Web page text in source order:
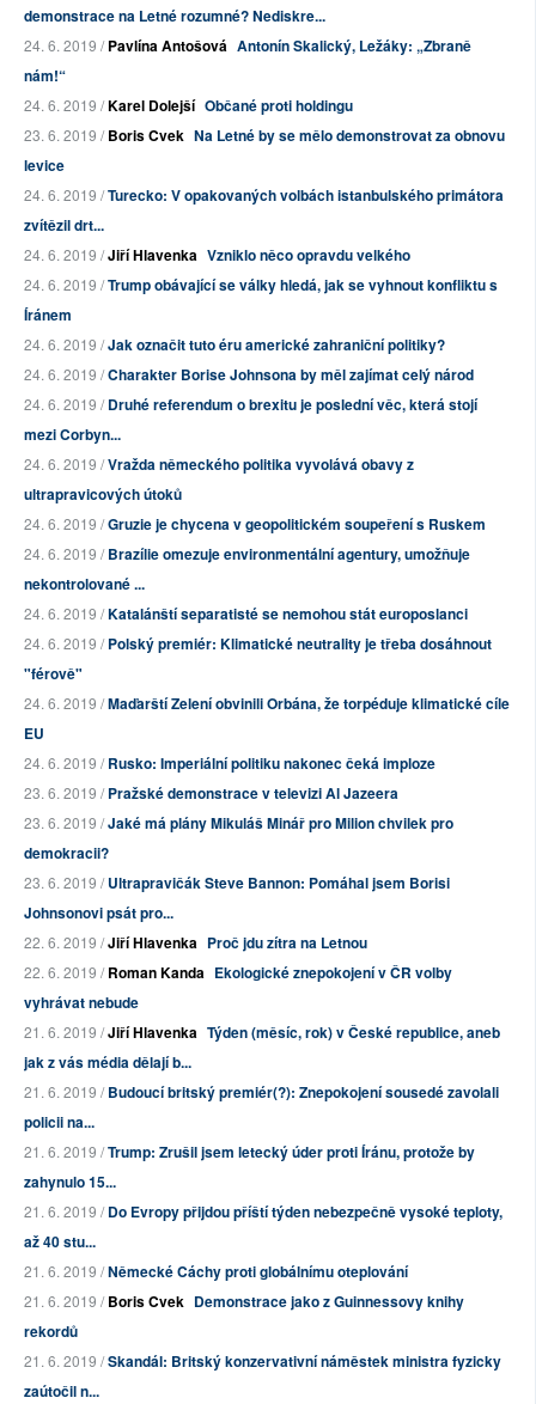
demonstrace na Letné rozumné? Nediskre...
24. 6. 2019 /Pavlína Antošová Antonín Skalický, Ležáky: „Zbraně
nám!“
24. 6. 2019 /Karel Dolejší Občané proti holdingu
23. 6. 2019 /Boris Cvek Na Letné by se mělo demonstrovat za obnovu
levice
24. 6. 2019 /Turecko: V opakovaných volbách istanbulského primátora
zvítězil drt...
24. 6. 2019 /Jiří Hlavenka Vzniklo něco opravdu velkého
24. 6. 2019 /Trump obávající se války hledá, jak se vyhnout konfliktu s
Íránem
24. 6. 2019 /Jak označit tuto éru americké zahraniční politiky?
24. 6. 2019 /Charakter Borise Johnsona by měl zajímat celý národ
24. 6. 2019 /Druhé referendum o brexitu je poslední věc, která stojí
mezi Corbyn...
24. 6. 2019 /Vražda německého politika vyvolává obavy z
ultrapravicových útoků
24. 6. 2019 /Gruzie je chycena v geopolitickém soupeření s Ruskem
24. 6. 2019 /Brazílie omezuje environmentální agentury, umožňuje
nekontrolované ...
24. 6. 2019 /Katalánští separatisté se nemohou stát europoslanci
24. 6. 2019 /Polský premiér: Klimatické neutrality je třeba dosáhnout
"férově"
24. 6. 2019 /Maďarští Zelení obvinili Orbána, že torpéduje klimatické cíle
EU
24. 6. 2019 /Rusko: Imperiální politiku nakonec čeká imploze
23. 6. 2019 /Pražské demonstrace v televizi Al Jazeera
23. 6. 2019 /Jaké má plány Mikuláš Minář pro Milion chvilek pro
demokracii?
23. 6. 2019 /Ultrapravičák Steve Bannon: Pomáhal jsem Borisi
Johnsonovi psát pro...
22. 6. 2019 /Jiří Hlavenka Proč jdu zítra na Letnou
22. 6. 2019 /Roman Kanda Ekologické znepokojení v ČR volby
vyhrávat nebude
21. 6. 2019 /Jiří Hlavenka Týden (měsíc, rok) v České republice, aneb
jak z vás média dělají b...
21. 6. 2019 /Budoucí britský premiér(?): Znepokojení sousedé zavolali
policii na...
21. 6. 2019 /Trump: Zrušil jsem letecký úder proti Íránu, protože by
zahynulo 15...
21. 6. 2019 /Do Evropy přijdou příští týden nebezpečně vysoké teploty,
až 40 stu...
21. 6. 2019 /Německé Cáchy proti globálnímu oteplování
21. 6. 2019 /Boris Cvek Demonstrace jako z Guinnessovy knihy
rekordů
21. 6. 2019 /Skandál: Britský konzervativní náměstek ministra fyzicky
zaútočil n...